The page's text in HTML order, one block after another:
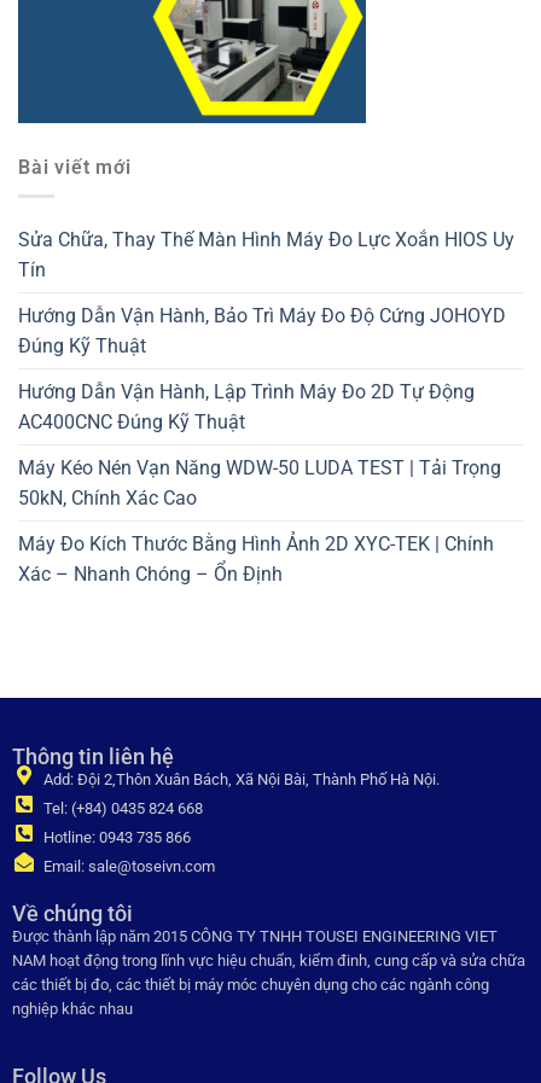
Bài viết mới
Sửa Chữa, Thay Thế Màn Hình Máy Đo Lực Xoắn HIOS Uy
Tín
Hướng Dẫn Vận Hành, Bảo Trì Máy Đo Độ Cứng JOHOYD
Đúng Kỹ Thuật
Hướng Dẫn Vận Hành, Lập Trình Máy Đo 2D Tự Động
AC400CNC Đúng Kỹ Thuật
Máy Kéo Nén Vạn Năng WDW-50 LUDA TEST | Tải Trọng
50kN, Chính Xác Cao
Máy Đo Kích Thước Bằng Hình Ảnh 2D XYC-TEK | Chính
Xác – Nhanh Chóng – Ổn Định
Thông tin liên hệ
Add: Đội 2,Thôn Xuân Bách, Xã Nội Bài, Thành Phố Hà Nội.
Tel: (+84) 0435 824 668
Hotline: 0943 735 866
Email: sale@toseivn.com
Về chúng tôi
Được thành lập năm 2015 CÔNG TY TNHH TOUSEI ENGINEERING VIET
NAM hoạt động trong lĩnh vực hiệu chuẩn, kiểm đinh, cung cấp và sửa chữa
các thiết bị đo, các thiết bị máy móc chuyên dụng cho các ngành công
nghiệp khác nhau
Follow Us